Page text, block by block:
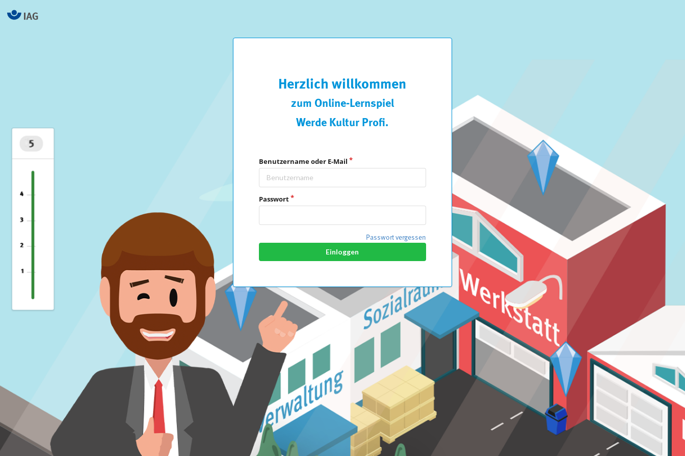
Herzlich willkommen
zum Online-Lernspiel
Werde Kultur Profi.
Benutzername oder E-Mail
Passwort
Passwort vergessen
Einloggen